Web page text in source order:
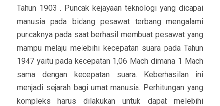
Tahun 1903 . Puncak kejayaan teknologi yang dicapai
manusia pada bidang pesawat terbang mengalami
puncaknya pada saat berhasil membuat pesawat yang
mampu melaju melebihi kecepatan suara pada Tahun
1947 yaitu pada kecepatan 1,06 Mach dimana 1 Mach
sama dengan kecepatan suara. Keberhasilan ini
menjadi sejarah bagi umat manusia. Perhitungan yang
kompleks harus dilakukan untuk dapat melebihi